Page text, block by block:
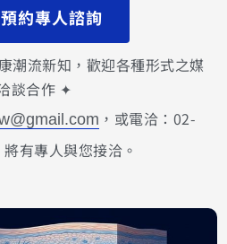
約專人諮詢
潮流新知，歡迎各種形式之媒
談合作 ✦
，或電洽：02-
有專人與您接洽。